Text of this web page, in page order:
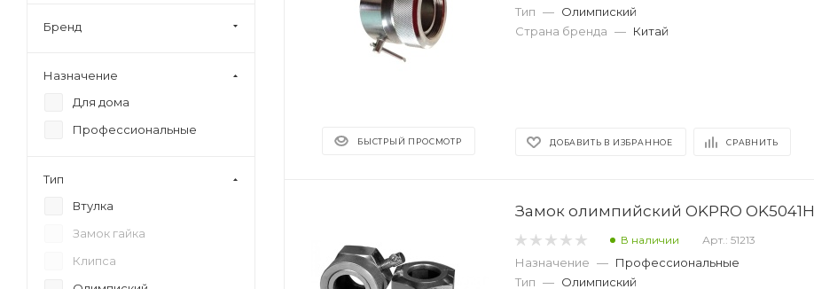
БЫСТРЫЙ ПРОСМОТР
Тип — Олимпиский
Страна бренда — Китай
ДОБАВИТЬ В ИЗБРАННОЕ СРАВНИТЬ
Замок олимпийский OKPRO OK5041H
В наличии Арт.: 51213
Назначение — Профессиональные
Тип — Олимпиский
Бренд
Назначение
Для дома
Профессиональные
Тип
Втулка
Замок гайка
Клипса